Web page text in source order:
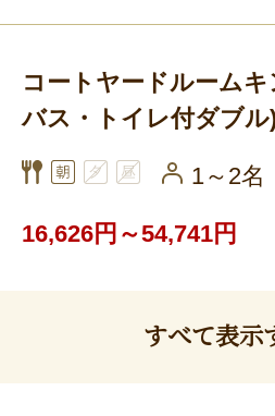
コートヤードルーム
バス・トイレ付ダブル
1～2名
16,626円～54,741円
すべて表示